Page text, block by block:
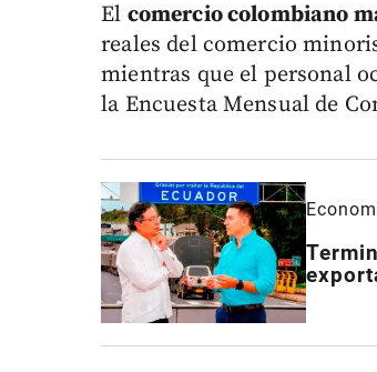
El comercio colombiano
reales del comercio
mientras que el personal
la Encuesta Mensual de